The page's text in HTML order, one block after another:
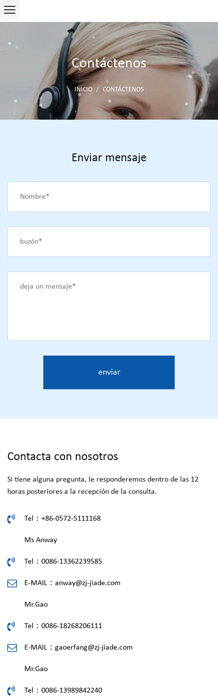
Contáctenos
INICIO / CONTÁCTENOS
Enviar mensaje
Contacta con nosotros
Si tiene alguna pregunta, le responderemos dentro de las 12
horas posteriores a la recepción de la consulta.
Tel：+86-0572-5111168
Ms Anway
Tel：0086-13362239585
E-MAIL： anway@zj-jiade.com
Mr.Gao
Tel：0086-18268206111
E-MAIL： gaoerfang@zj-jiade.com
Mr.Gao
Tel：0086-13989842240